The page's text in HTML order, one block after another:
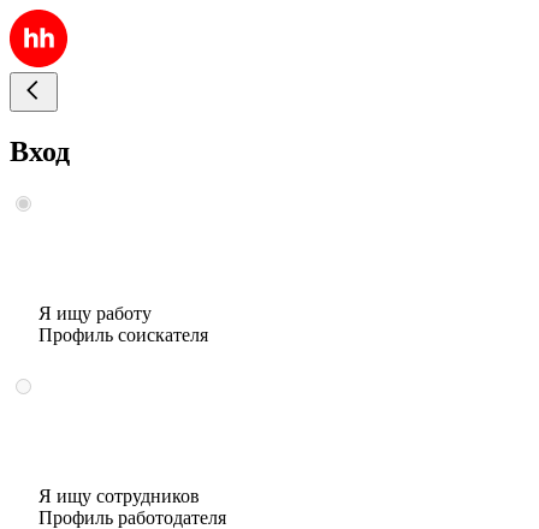
Вход
Я ищу работу
Профиль соискателя
Я ищу сотрудников
Профиль работодателя